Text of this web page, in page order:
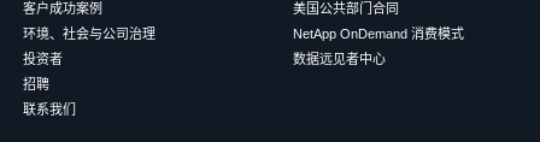
客户成功案例
环境、社会与公司治理
投资者
招聘
联系我们
美国公共部门合同
NetApp OnDemand 消费模式
数据远见者中心